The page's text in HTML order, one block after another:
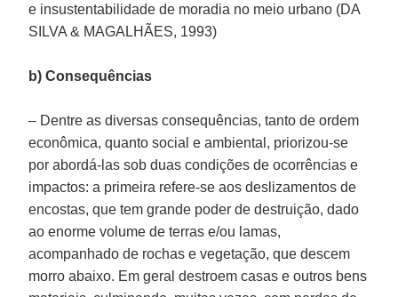
e insustentabilidade de moradia no meio urbano (DA
SILVA & MAGALHÃES, 1993)
b) Consequências
– Dentre as diversas consequências, tanto de ordem
econômica, quanto social e ambiental, priorizou-se
por abordá-las sob duas condições de ocorrências e
impactos: a primeira refere-se aos deslizamentos de
encostas, que tem grande poder de destruição, dado
ao enorme volume de terras e/ou lamas,
acompanhado de rochas e vegetação, que descem
morro abaixo. Em geral destroem casas e outros bens